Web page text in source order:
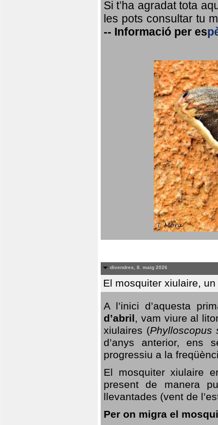
Si t’ha agradat tota
les pots consultar tu
-- Informació per es
divendres, 8. maig 2026
El mosquiter xiulaire,
A l’inici d’aquesta
d’abril, vam viure al
xiulaires (Phylloscopus
d’anys anterior, ens
progressiu a la
El mosquiter xiulaire
present de manera
llevantades (vent de
Per on migra el